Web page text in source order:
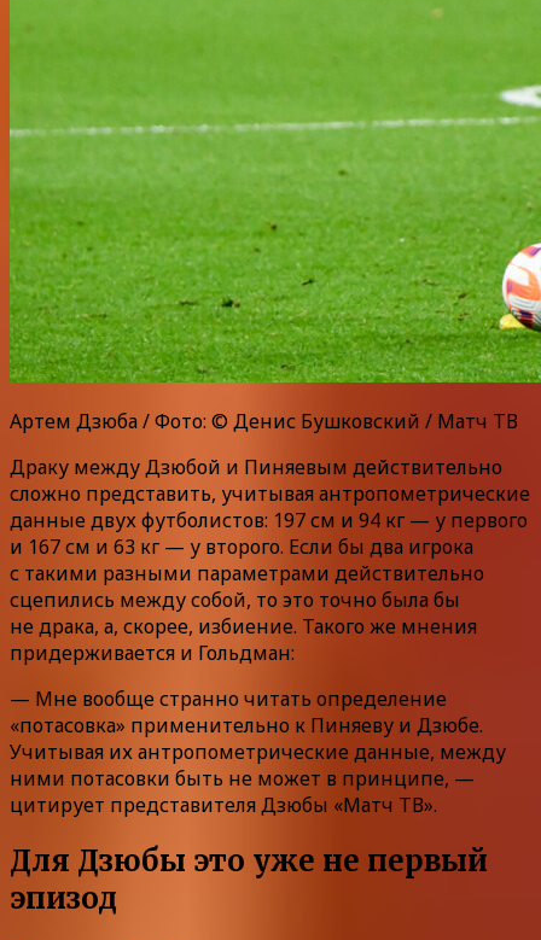
Артем Дзюба / Фото: © Денис Бушковский / Матч ТВ
Драку между Дзюбой и Пиняевым действительно
сложно представить, учитывая антропометрические
данные двух футболистов: 197 см и 94 кг — у первого
и 167 см и 63 кг — у второго. Если бы два игрока
с такими разными параметрами действительно
сцепились между собой, то это точно была бы
не драка, а, скорее, избиение. Такого же мнения
придерживается и Гольдман:
— Мне вообще странно читать определение
«потасовка» применительно к Пиняеву и Дзюбе.
Учитывая их антропометрические данные, между
ними потасовки быть не может в принципе, —
цитирует представителя Дзюбы «Матч ТВ».
Для Дзюбы это уже не первый
эпизод